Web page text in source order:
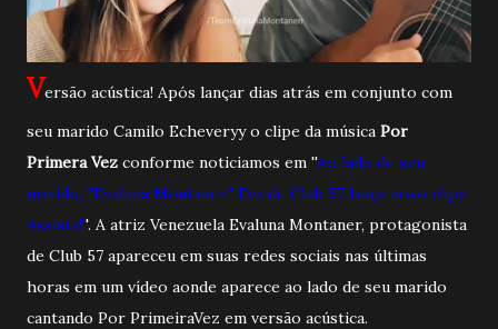
Versão acústica! Após lançar dias atrás em conjunto com
seu marido Camilo Echeveryy o clipe da música Por
Primera Vez conforme noticiamos em ''Ao lado de seu
marido, ''Evaluna Montaner'' Eva de Club 57 lança novo clipe.
Assista!''. A atriz Venezuela Evaluna Montaner, protagonista
de Club 57 apareceu em suas redes sociais nas últimas
horas em um vídeo aonde aparece ao lado de seu marido
cantando Por PrimeiraVez em versão acústica.